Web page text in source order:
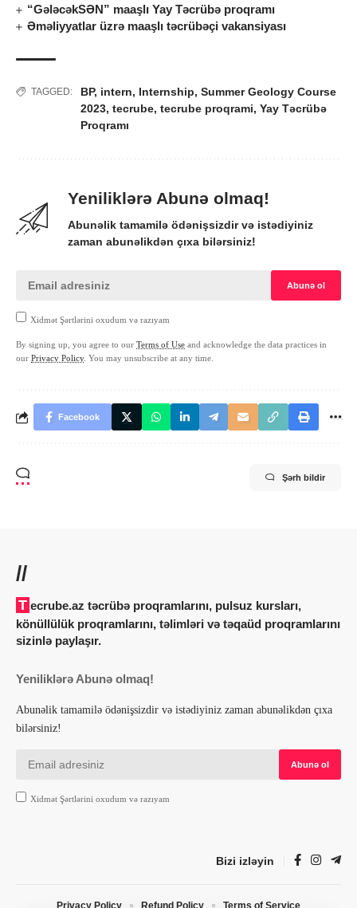
“GələcəkSƏN” maaşlı Yay Təcrübə proqramı
Əməliyyatlar üzrə maaşlı təcrübəçi vakansiyası
TAGGED: BP, intern, Internship, Summer Geology Course
2023, tecrube, tecrube proqrami, Yay Təcrübə
Proqramı
Yeniliklərə Abunə olmaq!
Abunəlik tamamilə ödənişsizdir və istədiyiniz
zaman abunəlikdən çıxa bilərsiniz!
Xidmət Şərtlərini oxudum və razıyam
By signing up, you agree to our Terms of Use and acknowledge the data practices in
our Privacy Policy. You may unsubscribe at any time.
Facebook
Şərh bildir
//
Tecrube.az təcrübə proqramlarını, pulsuz kursları,
könüllülük proqramlarını, təlimləri və təqaüd proqramlarını
sizinlə paylaşır.
Yeniliklərə Abunə olmaq!
Abunəlik tamamilə ödənişsizdir və istədiyiniz zaman abunəlikdən çıxa
bilərsiniz!
Xidmət Şərtlərini oxudum və razıyam
Bizi izləyin
Privacy Policy Refund Policy Terms of Service